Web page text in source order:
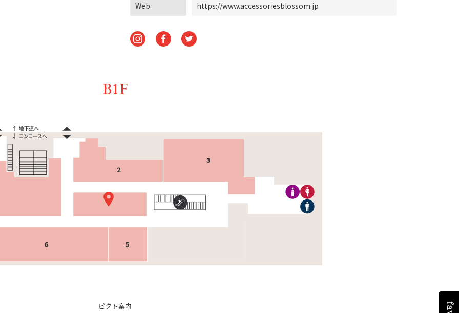
Web https://www.accessoriesblossom.jp
B1F
2
3
5
6
ピクト案内